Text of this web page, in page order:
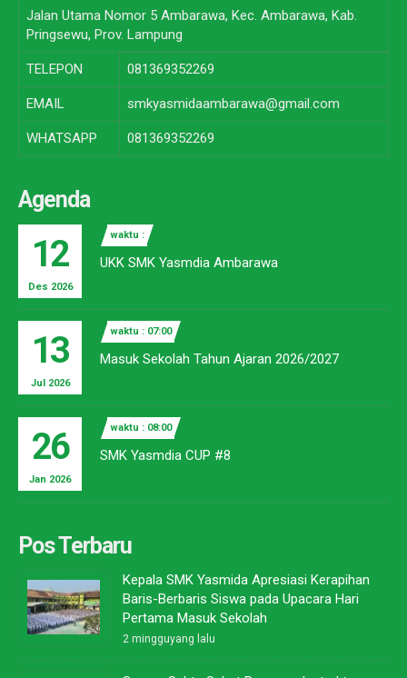
Jalan Utama Nomor 5 Ambarawa, Kec. Ambarawa, Kab.
Pringsewu, Prov. Lampung
TELEPON 081369352269
EMAIL smkyasmidaambarawa@gmail.com
WHATSAPP 081369352269
Agenda
12
Des 2026
waktu :
UKK SMK Yasmdia Ambarawa
13
Jul 2026
waktu : 07:00
Masuk Sekolah Tahun Ajaran 2026/2027
26
Jan 2026
waktu : 08:00
SMK Yasmdia CUP #8
Pos Terbaru
Kepala SMK Yasmida Apresiasi Kerapihan
Baris-Berbaris Siswa pada Upacara Hari
Pertama Masuk Sekolah
2 mingguyang lalu